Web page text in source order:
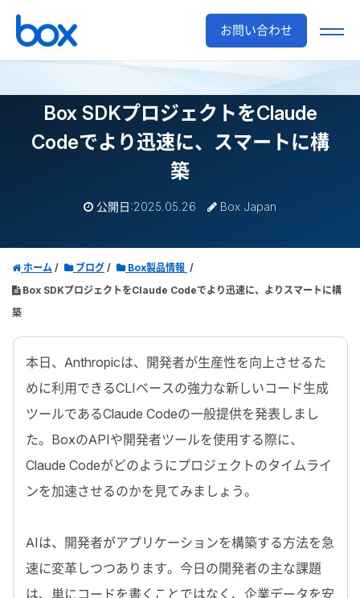
お問い合わせ
Box SDKプロジェクトをClaude
Codeでより迅速に、スマートに構
築
公開日:2025.05.26 Box Japan
ホーム ブログ
Box製品情報
Box SDKプロジェクトをClaude Codeでより迅速に、よりスマートに構
築
本日、Anthropicは、開発者が生産性を向上させるた
めに利用できるCLIベースの強力な新しいコード生成
ツールであるClaude Codeの一般提供を発表しまし
た。BoxのAPIや開発者ツールを使用する際に、
Claude Codeがどのようにプロジェクトのタイムライ
ンを加速させるのかを見てみましょう。
AIは、開発者がアプリケーションを構築する方法を急
速に変革しつつあります。今日の開発者の主な課題
は、単にコードを書くことではなく、企業データを安